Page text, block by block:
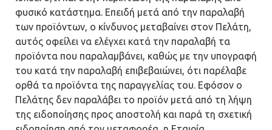
φυσικό κατάστημα. Επειδή μετά από την παραλαβή
των προϊόντων, ο κίνδυνος μεταβαίνει στον Πελάτη,
αυτός οφείλει να ελέγχει κατά την παραλαβή τα
προϊόντα που παραλαμβάνει, καθώς με την υπογραφή
του κατά την παραλαβή επιβεβαιώνει, ότι παρέλαβε
ορθά τα προϊόντα της παραγγελίας του. Εφόσον ο
Πελάτης δεν παραλάβει το προϊόν μετά από τη λήψη
της ειδοποίησης προς αποστολή και παρά τη σχετική